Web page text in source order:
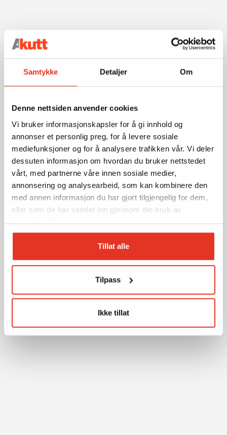
Samtykke Detaljer Om
Denne nettsiden anvender cookies
Vi bruker informasjonskapsler for å gi innhold og
annonser et personlig preg, for å levere sosiale
mediefunksjoner og for å analysere trafikken vår. Vi deler
dessuten informasjon om hvordan du bruker nettstedet
vårt, med partnerne våre innen sosiale medier,
annonsering og analysearbeid, som kan kombinere den
med annen informasjon du har gjort tilgjengelig for dem,
eller som de har samlet inn gjennom din bruk av
Tillat alle
Tilpass
Ikke tillat